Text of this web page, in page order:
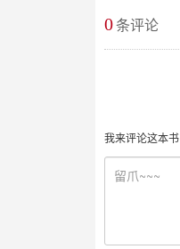
0条评论
我来评论这本书